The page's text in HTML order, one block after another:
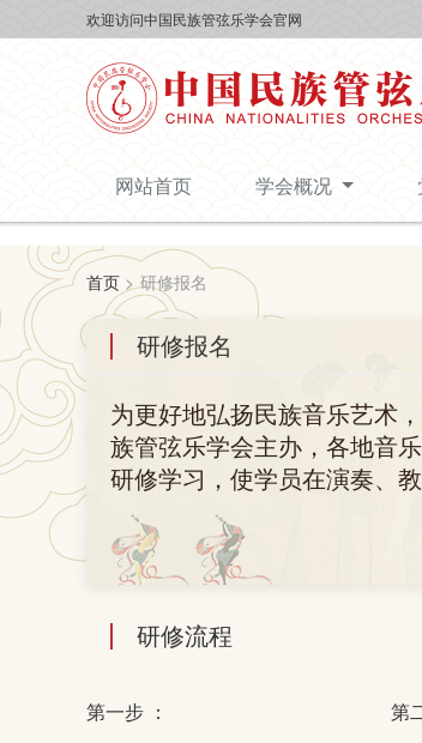
欢迎访问中国民族管弦乐学会官网
网站首页 学会概况
首页 > 研修报名
研修报名
为更好地弘扬民族音乐艺术
族管弦乐学会主办，各地音
研修学习，使学员在演奏、
研修流程
第一步 ： 第